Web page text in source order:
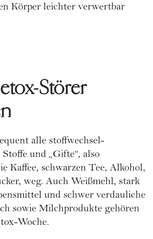
Körper leichter verwertbar
Störer
alle stoffwechsel-
und „Gifte“, also
Kaffee, schwarzen Tee, Alkohol,
weg. Auch Weißmehl, stark
und schwer verdauliche
sowie Milchprodukte gehören
Woche.